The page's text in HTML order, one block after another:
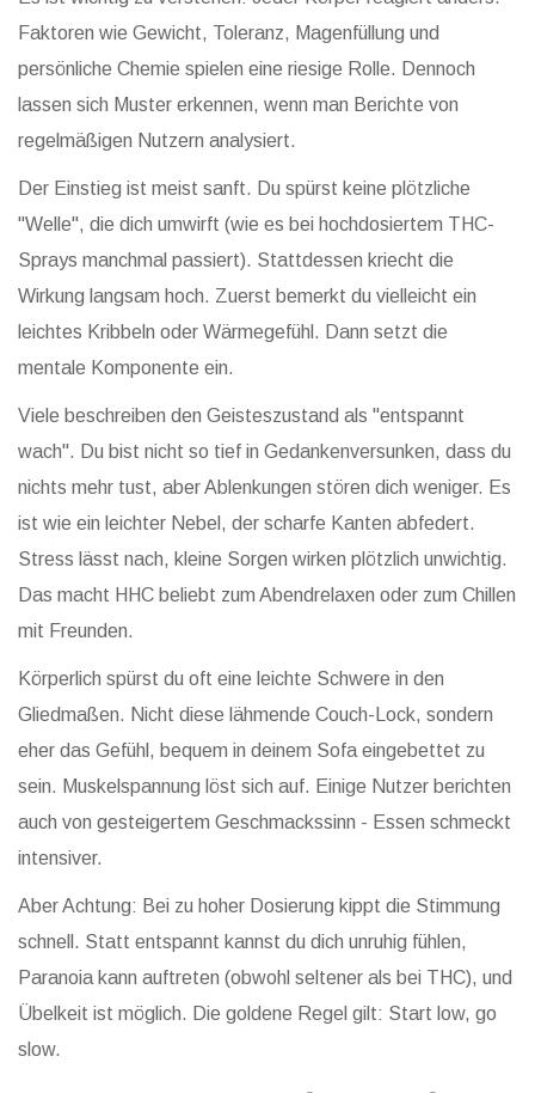
Faktoren wie Gewicht, Toleranz, Magenfüllung und
persönliche Chemie spielen eine riesige Rolle. Dennoch
lassen sich Muster erkennen, wenn man Berichte von
regelmäßigen Nutzern analysiert.
Der Einstieg ist meist sanft. Du spürst keine plötzliche
"Welle", die dich umwirft (wie es bei hochdosiertem THC-
Sprays manchmal passiert). Stattdessen kriecht die
Wirkung langsam hoch. Zuerst bemerkt du vielleicht ein
leichtes Kribbeln oder Wärmegefühl. Dann setzt die
mentale Komponente ein.
Viele beschreiben den Geisteszustand als "entspannt
wach". Du bist nicht so tief in Gedankenversunken, dass du
nichts mehr tust, aber Ablenkungen stören dich weniger. Es
ist wie ein leichter Nebel, der scharfe Kanten abfedert.
Stress lässt nach, kleine Sorgen wirken plötzlich unwichtig.
Das macht HHC beliebt zum Abendrelaxen oder zum Chillen
mit Freunden.
Körperlich spürst du oft eine leichte Schwere in den
Gliedmaßen. Nicht diese lähmende Couch-Lock, sondern
eher das Gefühl, bequem in deinem Sofa eingebettet zu
sein. Muskelspannung löst sich auf. Einige Nutzer berichten
auch von gesteigertem Geschmackssinn - Essen schmeckt
intensiver.
Aber Achtung: Bei zu hoher Dosierung kippt die Stimmung
schnell. Statt entspannt kannst du dich unruhig fühlen,
Paranoia kann auftreten (obwohl seltener als bei THC), und
Übelkeit ist möglich. Die goldene Regel gilt: Start low, go
slow.